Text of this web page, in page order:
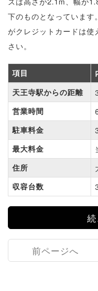
下のものとなっています
がクレジットカードは
さい。
項目
天王寺駅からの距離
営業時間
駐車料金
最大料金
住所
収容台数
前ページへ